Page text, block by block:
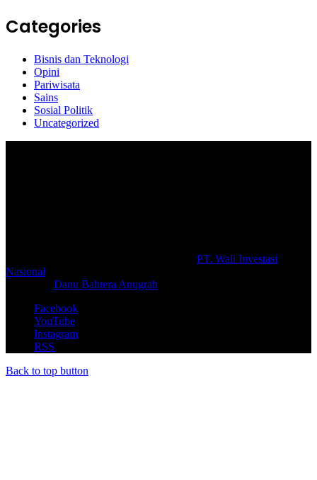
Categories
Bisnis dan Teknologi
Opini
Pariwisata
Sains
Sosial Politik
Uncategorized
PT. Wali Investasi
Nasional
Danu Bahtera Anugrah
Facebook
YouTube
Instagram
RSS
Back to top button